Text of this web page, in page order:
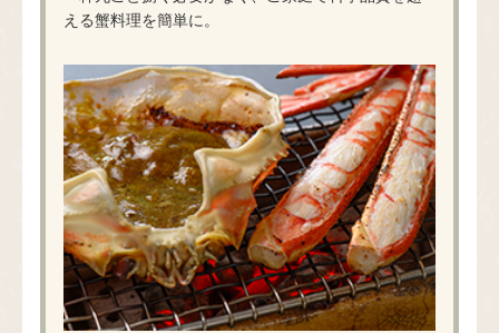
える蟹料理を簡単に。